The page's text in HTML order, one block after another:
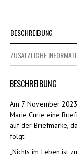
BESCHREIBUNG
ZUSÄTZLICHE
BESCHREIBUNG
Am 7. November
Marie Curie eine
auf der Briefmarke,
folgt:
„Nichts im Leben ist